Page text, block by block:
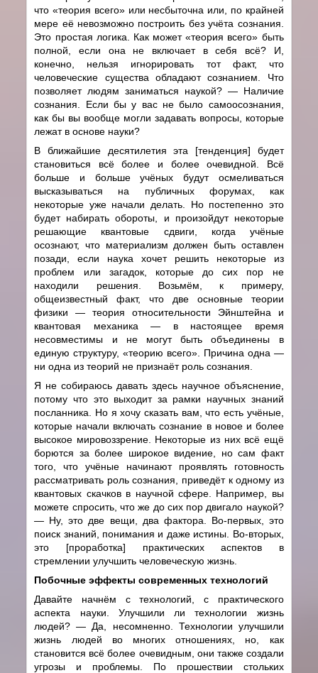
что «теория всего» или несбыточна или, по крайней
мере её невозможно построить без учёта сознания.
Это простая логика. Как может «теория всего» быть
полной, если она не включает в себя всё? И,
конечно, нельзя игнорировать тот факт, что
человеческие существа обладают сознанием. Что
позволяет людям заниматься наукой? —Наличие
сознания. Если бы у вас не было самоосознания,
как бы вы вообще могли задавать вопросы, которые
лежат в основе науки?
В ближайшие десятилетия эта [тенденция] будет
становиться всё более и более очевидной. Всё
больше и больше учёных будут осмеливаться
высказываться на публичных форумах, как
некоторые уже начали делать. Но постепенно это
будет набирать обороты, и произойдут некоторые
решающие квантовые сдвиги, когда учёные
осознают, что материализм должен быть оставлен
позади, если наука хочет решить некоторые из
проблем или загадок, которые до сих пор не
находили решения. Возьмём, к примеру,
общеизвестный факт, что две основные теории
физики— теория относительности Эйнштейна и
квантовая механика— в настоящее время
несовместимы и не могут быть объединены в
единую структуру, «теорию всего». Причина одна —
ни одна из теорий не признаёт роль сознания.
Я не собираюсь давать здесь научное объяснение,
потому что это выходит за рамки научных знаний
посланника. Но я хочу сказать вам, что есть учёные,
которые начали включать сознание в новое и более
высокое мировоззрение. Некоторые из них всё ещё
борются за более широкое видение, но сам факт
того, что учёные начинают проявлять готовность
рассматривать роль сознания, приведёт к одному из
квантовых скачков в научной сфере. Например, вы
можете спросить, что же до сих пор двигало наукой?
— Ну, это две вещи, два фактора. Во-первых, это
поиск знаний, понимания и даже истины. Во-вторых,
это [проработка] практических аспектов в
стремлении улучшить человеческую жизнь.
Побочные эффекты современных технологий
Давайте начнём с технологий, с практического
аспекта науки. Улучшили ли технологии жизнь
людей?— Да, несомненно. Технологии улучшили
жизнь людей во многих отношениях, но, как
становится всё более очевидным, они также создали
угрозы и проблемы. По прошествии стольких